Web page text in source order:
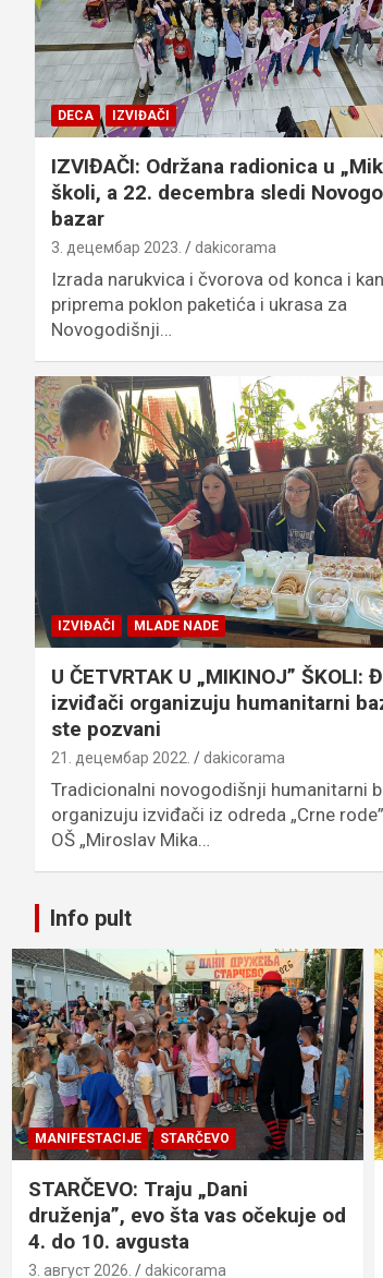
DECA IZVIĐAČI
IZVIĐAČI: Održana radionica u
školi, a 22. decembra sledi
bazar
3. децембар 2023. dakicorama
Izrada narukvica i čvorova od konca i
priprema poklon paketića i ukrasa za
Novogodišnji…
IZVIĐAČI MLADE NADE
U ČETVRTAK U „MIKINOJ” ŠKOLI:
izviđači organizuju humanitarni
ste pozvani
21. децембар 2022. dakicorama
Tradicionalni novogodišnji humanitarni
organizuju izviđači iz odreda „Crne
OŠ „Miroslav Mika…
Info pult
MANIFESTACIJE STARČEVO
STARČEVO: Traju „Dani
druženja”, evo šta vas očekuje od
4. do 10. avgusta
3. август 2026. dakicorama